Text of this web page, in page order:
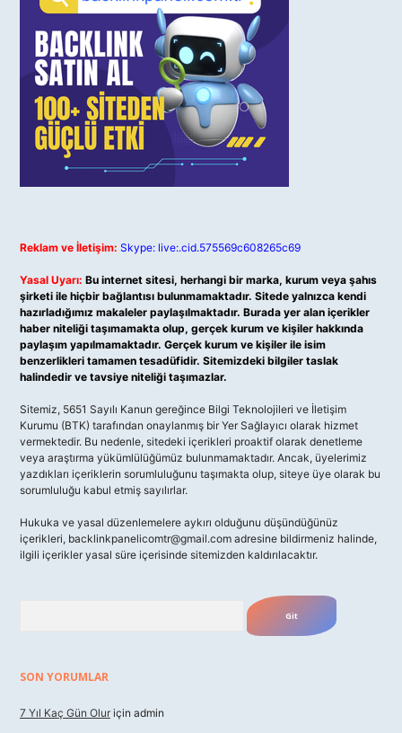
Reklam ve İletişim: Skype: live:.cid.575569c608265c69
Yasal Uyarı: Bu internet sitesi, herhangi bir marka, kurum veya şahıs
şirketi ile hiçbir bağlantısı bulunmamaktadır. Sitede yalnızca kendi
hazırladığımız makaleler paylaşılmaktadır. Burada yer alan içerikler
haber niteliği taşımamakta olup, gerçek kurum ve kişiler hakkında
paylaşım yapılmamaktadır. Gerçek kurum ve kişiler ile isim
benzerlikleri tamamen tesadüfidir. Sitemizdeki bilgiler taslak
halindedir ve tavsiye niteliği taşımazlar.
Sitemiz, 5651 Sayılı Kanun gereğince Bilgi Teknolojileri ve İletişim
Kurumu (BTK) tarafından onaylanmış bir Yer Sağlayıcı olarak hizmet
vermektedir. Bu nedenle, sitedeki içerikleri proaktif olarak denetleme
veya araştırma yükümlülüğümüz bulunmamaktadır. Ancak, üyelerimiz
yazdıkları içeriklerin sorumluluğunu taşımakta olup, siteye üye olarak bu
sorumluluğu kabul etmiş sayılırlar.
Hukuka ve yasal düzenlemelere aykırı olduğunu düşündüğünüz
içerikleri, backlinkpanelicomtr@gmail.com adresine bildirmeniz halinde,
ilgili içerikler yasal süre içerisinde sitemizden kaldırılacaktır.
SON YORUMLAR
7 Yıl Kaç Gün Olur için admin